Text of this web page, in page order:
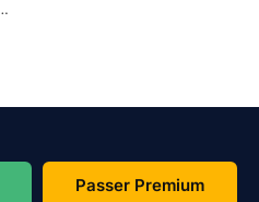
Passer Premium